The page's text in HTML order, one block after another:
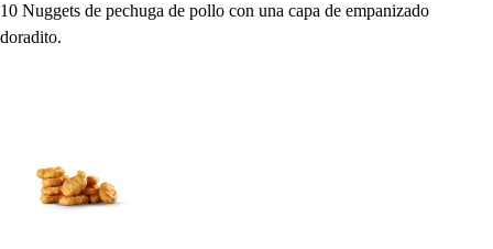
10 Nuggets de pechuga de pollo con una capa de empanizado
doradito.